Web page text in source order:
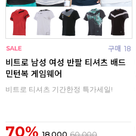
구매 18
비트로 남성 여성 반팔 티셔츠 배드
민턴복 게임웨어
비트로 티셔츠 기간한정 특가세일!
70%